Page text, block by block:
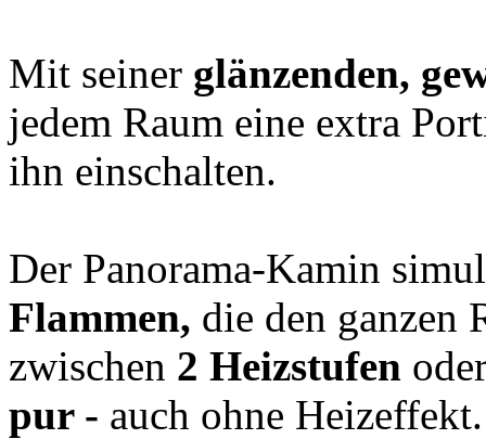
Mit seiner glänzenden,
jedem Raum eine extra
ihn einschalten.
Der Panorama-Kamin
Flammen, die den ganzen
zwischen 2 Heizstufen
pur - auch ohne Heizeffekt.